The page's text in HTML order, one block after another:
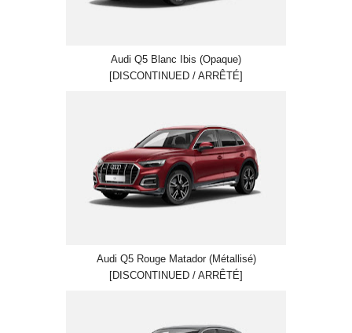
Audi Q5 Blanc Ibis (Opaque)
[DISCONTINUED / ARRÊTÉ]
Audi Q5 Rouge Matador (Métallisé)
[DISCONTINUED / ARRÊTÉ]